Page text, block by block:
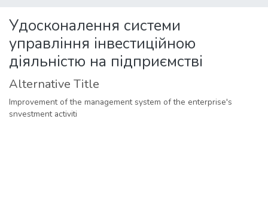
Statistics
Удосконалення системи
управління інвестиційною
діяльністю на підприємстві
Alternative Title
Improvement of the management system of the enterprise's
snvestment activiti